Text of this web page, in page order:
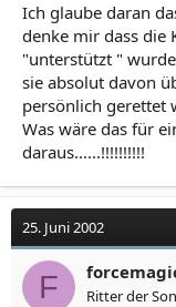
Ich glaube daran
denke mir dass die
"unterstützt "
sie absolut davon
persönlich gerettet
Was wäre das für
daraus......!!!!!!!!!!
25. Juni 2002
F Ritter der